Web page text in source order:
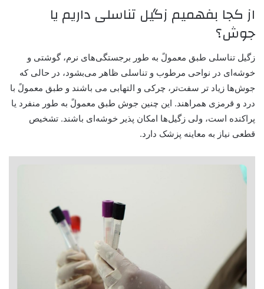
از کجا بفهمیم زگیل تناسلی داریم یا
جوش؟
زگیل تناسلی طبق معمولً به طور برجستگی‌های نرم، گوشتی و
خوشه‌ای در نواحی مرطوب و تناسلی ظاهر می‌بشود، در حالی که
جوش‌ها زیاد تر سفت‌تر، چرکی و التهابی می باشند و طبق معمولً با
درد و قرمزی همراهند. این چنین جوش طبق معمولً به طور منفرد یا
پراکنده است، ولی زگیل‌ها امکان پذیر خوشه‌ای باشند. تشخیص
قطعی نیاز به معاینه پزشک دارد.